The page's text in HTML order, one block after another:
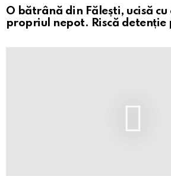
O bătrână din Fălești, ucisă cu
propriul nepot. Riscă detenție